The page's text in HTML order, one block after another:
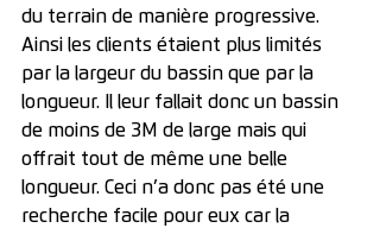
du terrain de manière progressive.
Ainsi les clients étaient plus limités
par la largeur du bassin que par la
longueur. Il leur fallait donc un bassin
de moins de 3M de large mais qui
offrait tout de même une belle
longueur. Ceci n’a donc pas été une
recherche facile pour eux car la